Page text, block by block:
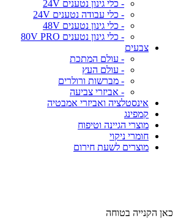
- כלי גינון נטענים 24V
- כלי עבודה נטענים 24V
- כלי גינון נטענים 48V
- כלי גינון נטענים 80V PRO
צבעים
- עולם המתכת
- עולם העץ
- מברשות ורולרים
- אביזרי צביעה
אינסטלציה ואביזרי אמבטיה
קמפינג
מוצרי הגיינה וטיפוח
חומרי ניקוי
מוצרים לשעת חירום
כאן הקנייה בטוחה